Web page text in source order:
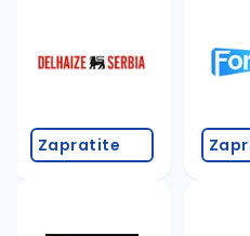
Zapratite